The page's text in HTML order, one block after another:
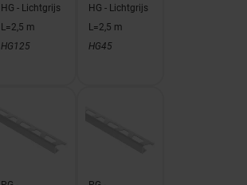
HG - Lichtgrijs
L=2,5 m
HG125
HG - Lichtgrijs
L=2,5 m
HG45